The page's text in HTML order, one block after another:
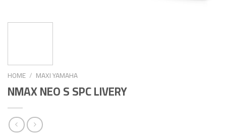
HOME / MAXI YAMAHA
NMAX NEO S SPC LIVERY